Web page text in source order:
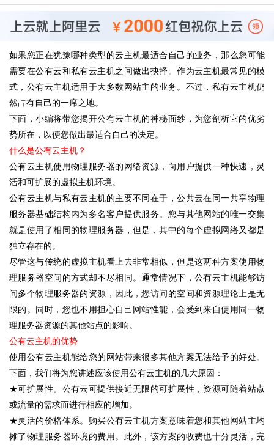
如果您正在犹豫哪种类型的云主机最适合自己的业务，那么您可能
需要在公有云和私有云主机之间做出抉择。作为云主机最常见的模
式，公有云主机适用于大多数网站主的业务。不过，私有云主机仍
然占有自己的一席之地。
下面，小编将带您揭开公有云主机的神秘面纱，为您剖析它的优劣
势所在，以便您做出最适合自己的决定。
什么是公有云主机？
公有云主机使用物理服务器的网络资源，向用户提供一种快速，灵
活和可扩展的虚拟主机环境。
公有云主机与私有云主机的主要不同在于，公共云在同一共享物理
服务器基础结构内为多名客户提供服务。您与其他网站的唯一交集
就是使用了相同的物理服务器，但是，其中的每个虚拟网络又都是
独立存在的。
尽管这与传统的虚拟主机看上去非常相似，但是这两种方案使用物
理服务器空间的方式却不尽相同。通常情况下，公有云主机能够访
问多个物理服务器的资源，因此，您访问的空间和资源理论上是无
限的。同时，您也不用担心自己网站性能，会受到来自使用同一物
理服务器资源的其他站点的影响。
公有云主机的优势
使用公有云主机能给您的网站带来很多其他方案无法给予的好处。
下面，我们将为您讲述应该使用公有云主机的几大原因：
★可扩展性。公有云可提供接近无限的可扩展性，资源可随着站点
或流量的需求而进行相应的增加。
★灵活的价格体系。购买公有云主机方案意味着您和其他网站主均
摊了物理服务器环境的费用。此外，该方案的收费也十分灵活，完